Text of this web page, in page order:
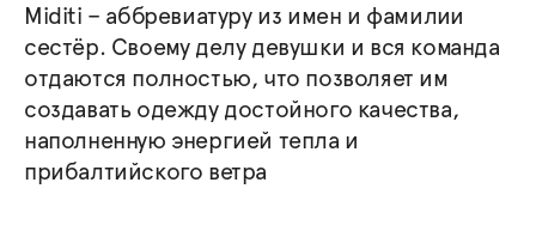
Miditi – аббревиатуру из имен и фамилии
сестёр. Своему делу девушки и вся команда
отдаются полностью, что позволяет им
создавать одежду достойного качества,
наполненную энергией тепла и
прибалтийского ветра